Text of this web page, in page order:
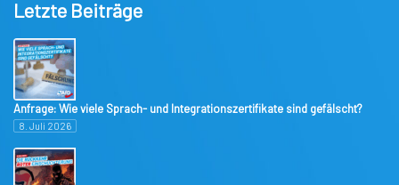
Letzte Beiträge
Anfrage: Wie viele Sprach- und Integrationszertifikate sind gefälscht?
8. Juli 2026